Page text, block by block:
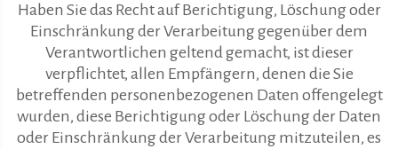
Haben Sie das Recht auf Berichtigung, Löschung oder
Einschränkung der Verarbeitung gegenüber dem
Verantwortlichen geltend gemacht, ist dieser
verpflichtet, allen Empfängern, denen die Sie
betreffenden personenbezogenen Daten offengelegt
wurden, diese Berichtigung oder Löschung der Daten
oder Einschränkung der Verarbeitung mitzuteilen, es